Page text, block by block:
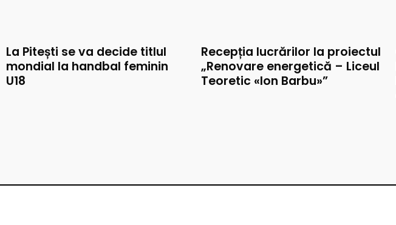
La Pitești se va decide titlul
mondial la handbal feminin
U18
Recepția lucrărilor la proiectul
„Renovare energetică – Liceul
Teoretic «Ion Barbu»”